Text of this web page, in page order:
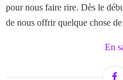
pour nous faire rire. Dès le
de nous offrir quelque chose
En